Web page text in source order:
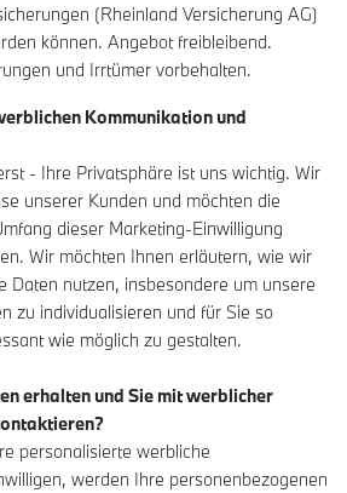
(Rheinland Versicherung AG)
können. Angebot freibleibend.
und Irrtümer vorbehalten.
Kommunikation und
- Ihre Privatsphäre ist uns wichtig. Wir
unserer Kunden und möchten die
dieser Marketing-Einwilligung
Wir möchten Ihnen erläutern, wie wir
Daten nutzen, insbesondere um unsere
zu individualisieren und für Sie so
wie möglich zu gestalten.
erhalten und Sie mit werblicher
personalisierte werbliche
werden Ihre personenbezogenen